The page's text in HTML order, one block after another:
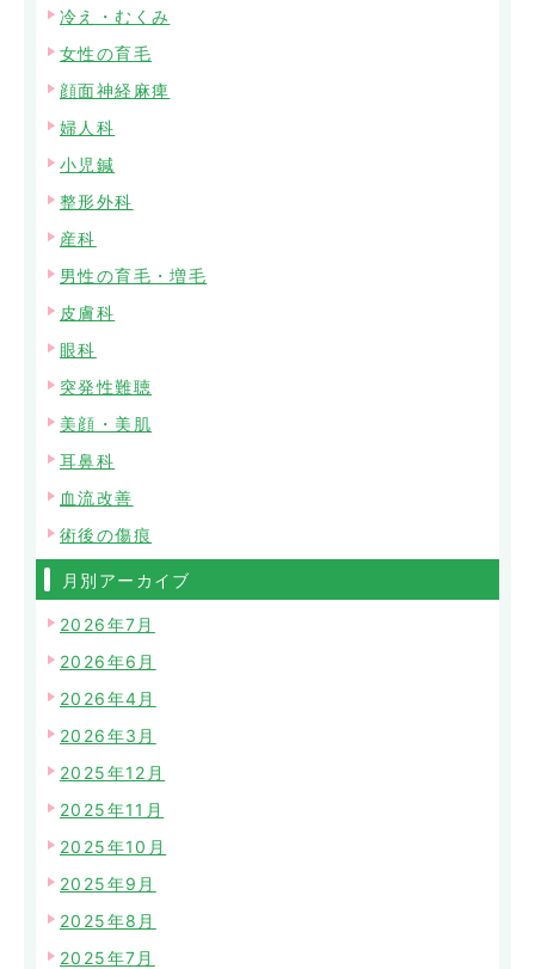
冷え・むくみ
女性の育毛
顔面神経麻痺
婦人科
小児鍼
整形外科
産科
男性の育毛・増毛
皮膚科
眼科
突発性難聴
美顔・美肌
耳鼻科
血流改善
術後の傷痕
月別アーカイブ
2026年7月
2026年6月
2026年4月
2026年3月
2025年12月
2025年11月
2025年10月
2025年9月
2025年8月
2025年7月